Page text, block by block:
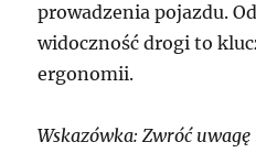
prowadzenia pojazdu.
widoczność drogi to
ergonomii.
Wskazówka: Zwróć